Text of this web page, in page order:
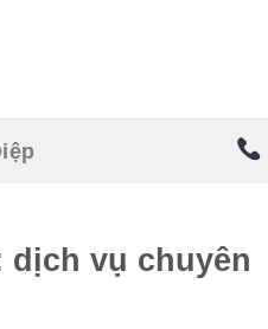
dịch vụ chuyên